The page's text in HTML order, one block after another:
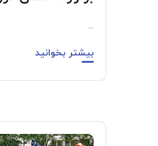
...
بیشتر بخوانید